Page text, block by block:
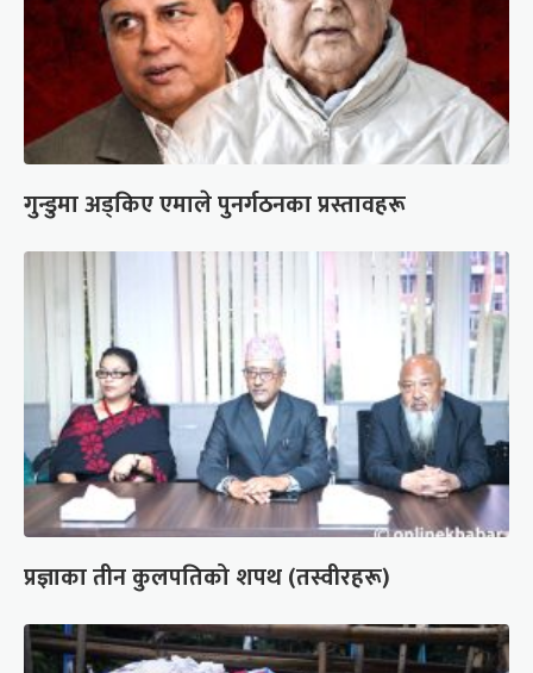
गुन्डुमा अड्किए एमाले पुनर्गठनका प्रस्तावहरू
प्रज्ञाका तीन कुलपतिको शपथ (तस्वीरहरू)